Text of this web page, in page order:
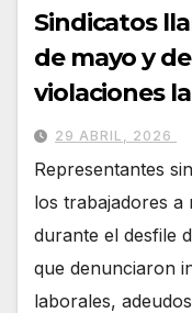
Sindicatos
de mayo y
violaciones
29 ABRIL, 2026
Representantes
los trabajadores a
durante el desfile
que denunciaron
laborales,